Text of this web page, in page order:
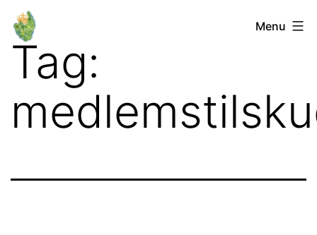
Fortsæt
indhold
Orø
Lokalforum
Menu
Tag: